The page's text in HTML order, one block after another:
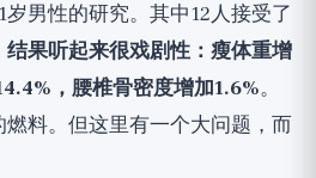
男性的研究。其中12人接受了
结果听起来很戏剧性：瘦体重增
，腰椎骨密度增加1.6%。
料。但这里有一个大问题，而